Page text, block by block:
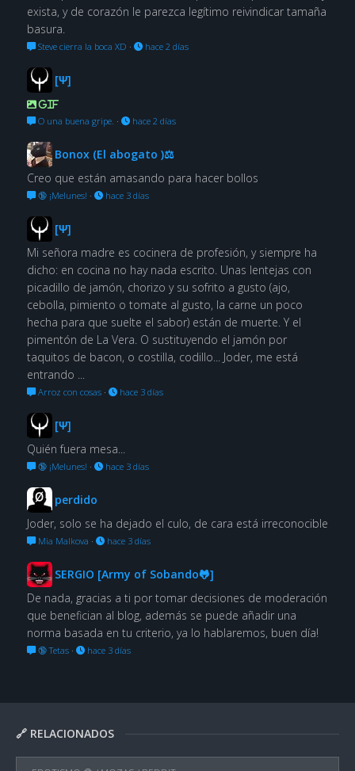
🔗 RELACIONADOS
exista, y de corazón le parezca legítimo reivindicar tamaña
basura.
Steve cierra la boca XD · hace 2 días
[Ψ]
GIF
O una buena gripe. · hace 2 días
Bonox (El abogato )⚖
Creo que están amasando para hacer bollos
🔞 ¡Melunes! · hace 3 días
[Ψ]
Mi señora madre es cocinera de profesión, y siempre ha
dicho: en cocina no hay nada escrito. Unas lentejas con
picadillo de jamón, chorizo y su sofrito a gusto (ajo,
cebolla, pimiento o tomate al gusto, la carne un poco
hecha para que suelte el sabor) están de muerte. Y el
pimentón de La Vera. O sustituyendo el jamón por
taquitos de bacon, o costilla, codillo... Joder, me está
entrando ...
Arroz con cosas· hace 3 días
[Ψ]
Quién fuera mesa...
🔞 ¡Melunes! · hace 3 días
perdido
Joder, solo se ha dejado el culo, de cara está irreconocible
Mia Malkova · hace 3 días
SERGIO [Army of Sobando🐸]
De nada, gracias a ti por tomar decisiones de moderación
que benefician al blog, además se puede añadir una
norma basada en tu criterio, ya lo hablaremos, buen día!
🔞 Tetas· hace 3 días